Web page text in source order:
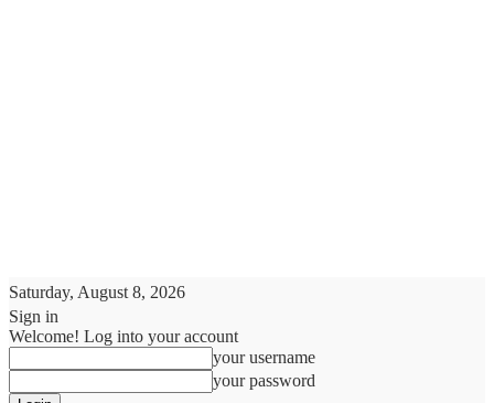
Saturday, August 8, 2026
Sign in
Welcome! Log into your account
your username
your password